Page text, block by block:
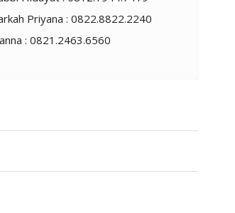
Priyana : 0822.8822.2240
: 0821.2463.6560